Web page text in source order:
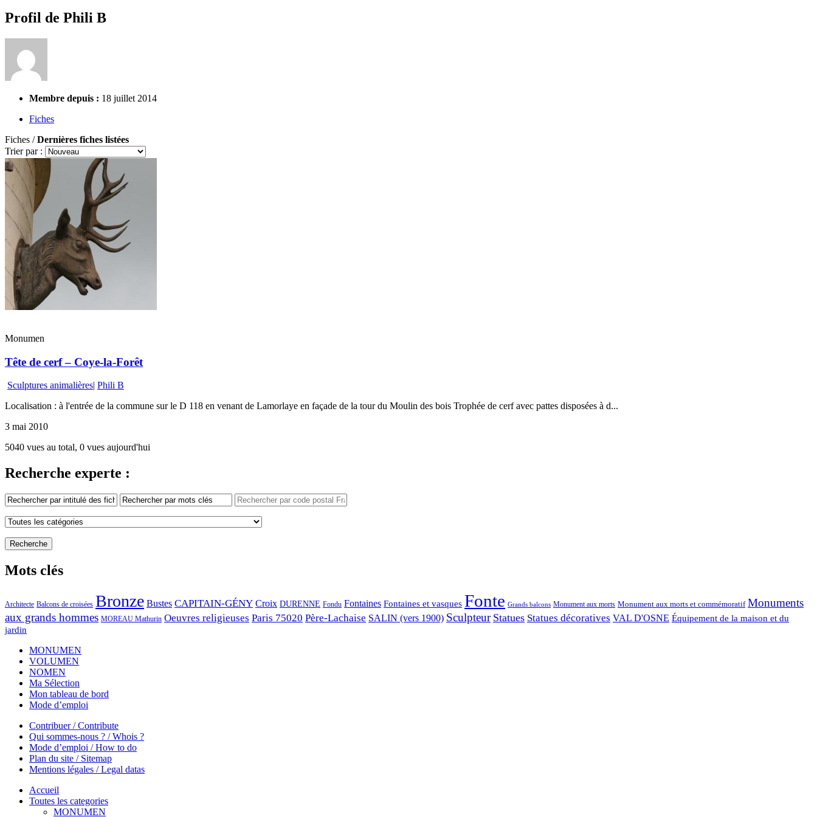
Profil de Phili B
Membre depuis : 18 juillet 2014
Fiches
Fiches /Dernières fiches listées
Trier par :
Monumen
Tête de cerf – Coye-la-Forêt
Sculptures animalières| Phili B
Localisation : à l'entrée de la commune sur le D 118 en venant de Lamorlaye en façade de la tour du Moulin des bois Trophée de cerf avec pattes disposées à d...
3 mai 2010
5040 vues au total, 0 vues aujourd'hui
Recherche experte :
Mots clés
Architecte Balcons de croisées Bronze Bustes CAPITAIN-GÉNY Croix DURENNE Fondu Fontaines Fontaines et vasques Fonte Grands balcons Monument aux morts Monument aux morts et commémoratif Monuments
aux grands hommes MOREAU Mathurin Oeuvres religieuses Paris 75020 Père-Lachaise SALIN (vers 1900) Sculpteur Statues Statues décoratives VAL D'OSNE Équipement de la maison et du
jardin
MONUMEN
VOLUMEN
NOMEN
Ma Sélection
Mon tableau de bord
Mode d’emploi
Contribuer / Contribute
Qui sommes-nous ? / Whois ?
Mode d’emploi / How to do
Plan du site / Sitemap
Mentions légales / Legal datas
Accueil
Toutes les categories
MONUMEN